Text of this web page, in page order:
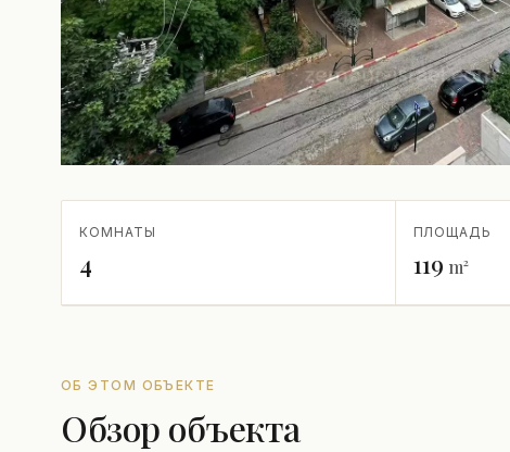
КОМНАТЫ
4
ПЛОЩАДЬ
119 m²
ОБ ЭТОМ ОБЪЕКТЕ
Обзор объекта